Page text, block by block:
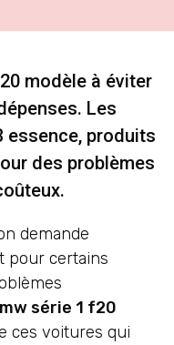
modèle à éviter
Les
essence, produits
des problèmes
demande
pour certains
série 1 f20
ces voitures qui